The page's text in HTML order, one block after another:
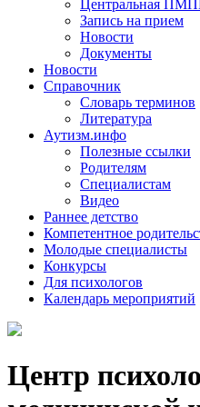
Центральная
Запись на прием
Новости
Документы
Новости
Справочник
Словарь терминов
Литература
Аутизм.инфо
Полезные ссылки
Родителям
Специалистам
Видео
Раннее детство
Компетентное
Молодые специалисты
Конкурсы
Для психологов
Календарь мероприятий
Центр